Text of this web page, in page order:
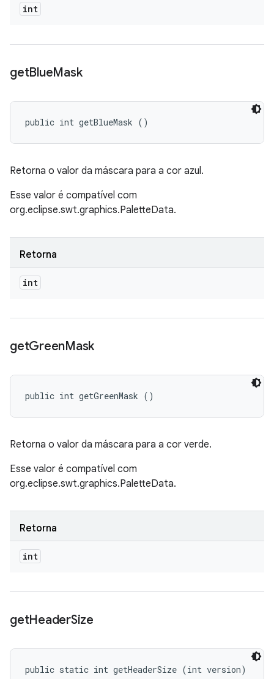
int
getBlueMask
public int getBlueMask ()
Retorna o valor da máscara para a cor azul.
Esse valor é compatível com
org.eclipse.swt.graphics.PaletteData.
Retorna
int
getGreenMask
public int getGreenMask ()
Retorna o valor da máscara para a cor verde.
Esse valor é compatível com
org.eclipse.swt.graphics.PaletteData.
Retorna
int
getHeaderSize
public static int getHeaderSize (int version)